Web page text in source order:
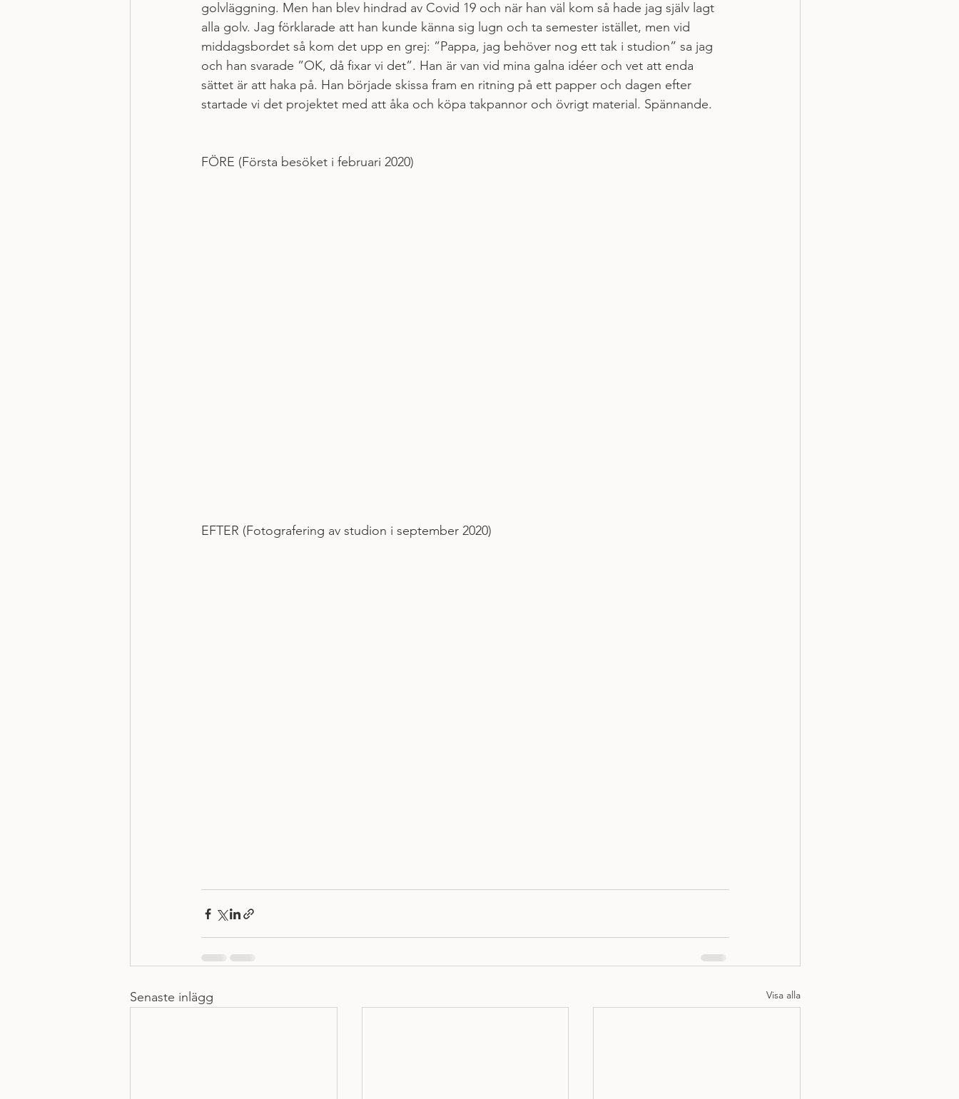
golvläggning. Men han blev hindrad av Covid 19 och när han väl kom så hade jag själv lagt
alla golv. Jag förklarade att han kunde känna sig lugn och ta semester istället, men vid
middagsbordet så kom det upp en grej: ”Pappa, jag behöver nog ett tak i studion” sa jag
och han svarade ”OK, då fixar vi det”. Han är van vid mina galna idéer och vet att enda
sättet är att haka på. Han började skissa fram en ritning på ett papper och dagen efter
startade vi det projektet med att åka och köpa takpannor och övrigt material. Spännande.
FÖRE (Första besöket i februari 2020)
EFTER (Fotografering av studion i september 2020)
Senaste inlägg Visa alla